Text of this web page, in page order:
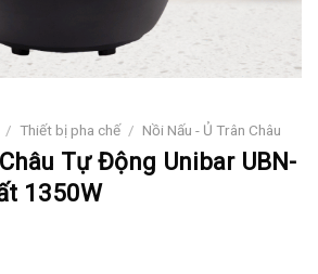
/ Thiết bị pha chế / Nồi Nấu - Ủ Trân Châu
Tự Động Unibar UBN-
1350W